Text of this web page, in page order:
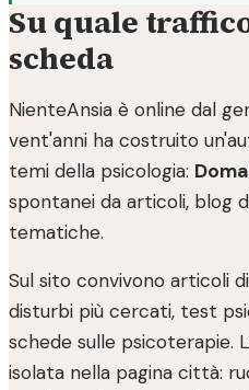
Su quale
scheda
NienteAnsia è online dal
vent'anni ha costruito
temi della psicologia:
spontanei da articoli, blog
tematiche.
Sul sito convivono articoli
disturbi più cercati, test
schede sulle psicoterapie.
isolata nella pagina città: